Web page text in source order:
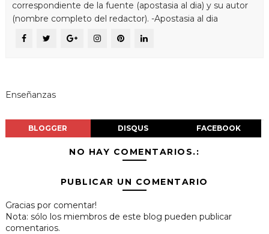
correspondiente de la fuente (apostasia al dia) y su autor
(nombre completo del redactor). -Apostasia al dia
Enseñanzas
BLOGGER DISQUS FACEBOOK
NO HAY COMENTARIOS.:
PUBLICAR UN COMENTARIO
Gracias por comentar!
Nota: sólo los miembros de este blog pueden publicar
comentarios.